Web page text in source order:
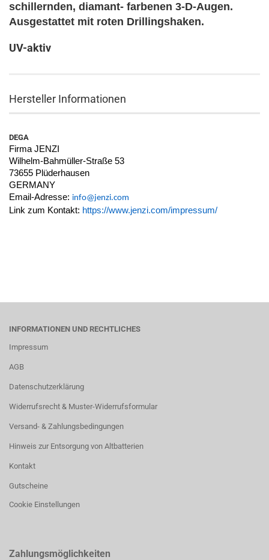
schillernden, diamant- farbenen 3-D-Augen.
Ausgestattet mit roten Drillingshaken.
UV-aktiv
Hersteller Informationen
DEGA
Firma JENZI
Wilhelm-Bahmüller-Straße 53
73655 Plüderhausen
GERMANY
Email-Adresse: info@jenzi.com
Link zum Kontakt: https://www.jenzi.com/impressum/
INFORMATIONEN UND RECHTLICHES
Impressum
AGB
Datenschutzerklärung
Widerrufsrecht & Muster-Widerrufsformular
Versand- & Zahlungsbedingungen
Hinweis zur Entsorgung von Altbatterien
Kontakt
Gutscheine
Cookie Einstellungen
Zahlungsmöglichkeiten